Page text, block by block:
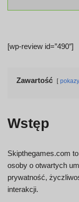
[wp-review id=”490″]
Zawartość
Wstęp
Skipthegames.com
osoby o otwartych
prywatność,
interakcji.